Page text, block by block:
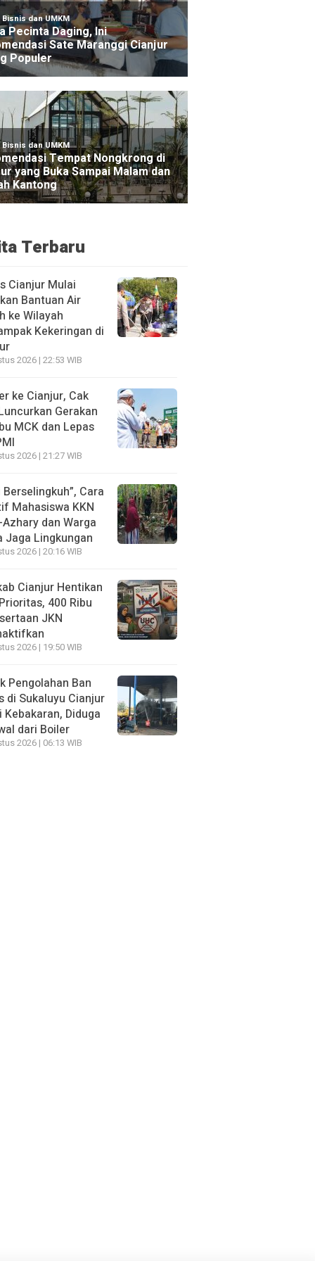
Terbaru
Cianjur Mulai
Bantuan Air
ke Wilayah
Kekeringan di
2026 | 22:53 WIB
ke Cianjur, Cak
Gerakan
MCK dan Lepas
2026 | 21:27 WIB
Berselingkuh”, Cara
Mahasiswa KKN
Azhary dan Warga
Jaga Lingkungan
2026 | 20:16 WIB
Cianjur Hentikan
400 Ribu
JKN
2026 | 19:50 WIB
Pengolahan Ban
di Sukaluyu Cianjur
Kebakaran, Diduga
dari Boiler
2026 | 06:13 WIB